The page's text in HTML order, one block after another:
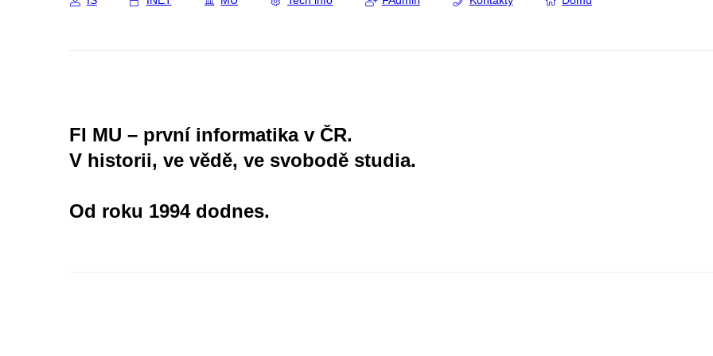
FI MU – první informatika v ČR.
V historii, ve vědě, ve svobodě studia.
Od roku 1994 dodnes.